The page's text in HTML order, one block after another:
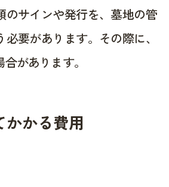
のサインや発行を、墓地の管
要があります。その際に、
があります。
かかる費用